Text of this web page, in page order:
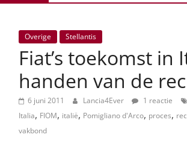
Italiaans
autonieuws
lifestyle
Overige Stellantis
Fiat’s toekomst in
handen van de
6 juni 2011 Lancia4Ever 1 reactie
Italia, FIOM, italië, Pomigliano d'Arco, proces,
vakbond